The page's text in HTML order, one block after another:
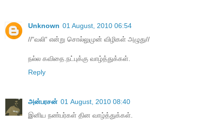
Unknown 01 August, 2010 06:54
//“வலி“ என்று சொல்லுமுன் விழிகள் அழுது//
நல்ல கவிதை.நட்புக்கு வாழ்த்துக்கள்.
Reply
அன்பரசன் 01 August, 2010 08:40
இனிய நண்பர்கள் தின வாழ்த்துக்கள்.